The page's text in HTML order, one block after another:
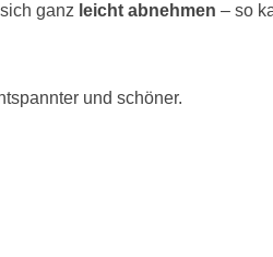
ganz leicht abnehmen – so
und schöner.